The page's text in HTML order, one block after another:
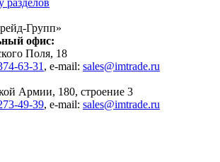
Групп»
офис:
Поля, 18
63-31 , e-mail: sales@imtrade.ru
Армии, 180, строение 3
49-39, e-mail: sales@imtrade.ru